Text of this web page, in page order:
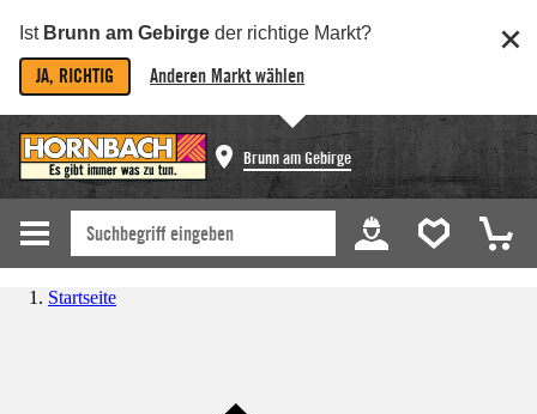
Ist Brunn am Gebirge der richtige Markt?
JA, RICHTIG Anderen Markt wählen
Brunn am Gebirge
Startseite